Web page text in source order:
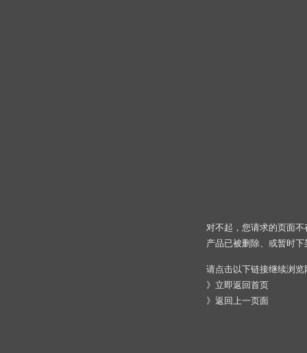
对不起，您请求的页面
产品已被删除、或暂时下
请点击以下链接继续浏览
》 立即返回首页
》 返回上一页面